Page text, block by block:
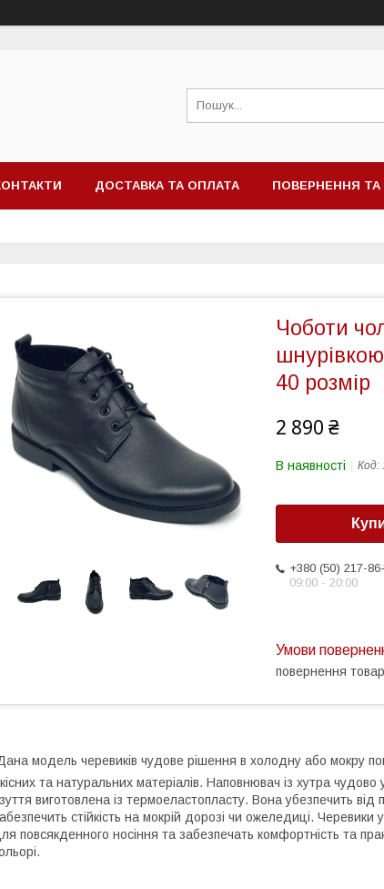
ДОСТАВКА ТА ОПЛАТА ПОВЕРНЕННЯ ТА
Чоботи
40 розмір
2 890 ₴
В наявності Код:
+380 (50) 217-
09:00 - 20:00
повернення
модель черевиків чудове рішення в холодну або мокру
та натуральних матеріалів. Наповнювач із хутра
виготовлена із термоеластопласту. Вона убезпечить
стійкість на мокрій дорозі чи ожеледиці.
повсякденного носіння та забезпечать комфортність та